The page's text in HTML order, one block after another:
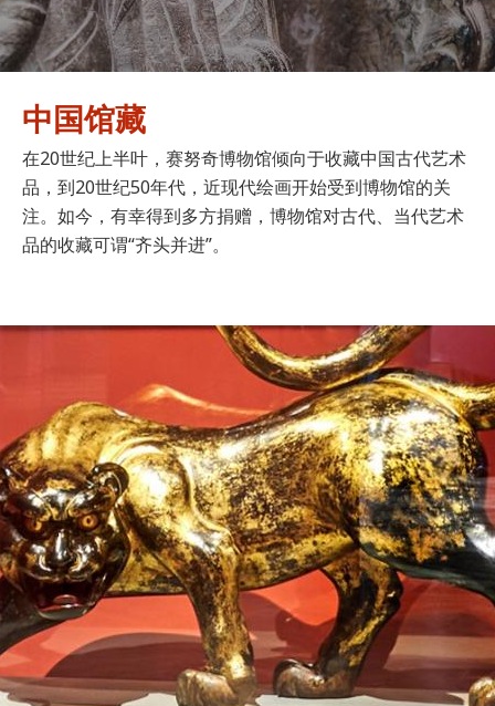
中国馆藏
在20世纪上半叶，赛努奇博物馆倾向于收藏中国古代艺术
品，到20世纪50年代，近现代绘画开始受到博物馆的关
注。如今，有幸得到多方捐赠，博物馆对古代、当代艺术
品的收藏可谓“齐头并进”。